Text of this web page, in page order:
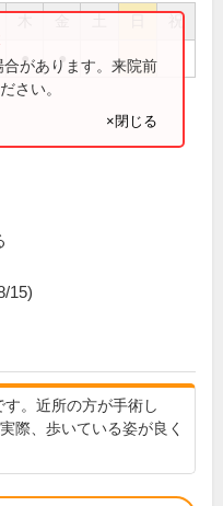
祝
● ●
があります。来院前
さい。
×閉じる
15)
。近所の方が手術し
際、歩いている姿が良く